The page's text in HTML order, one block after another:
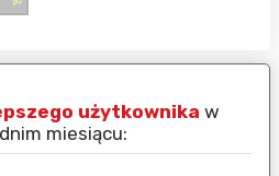
użytkownika w
miesiącu: